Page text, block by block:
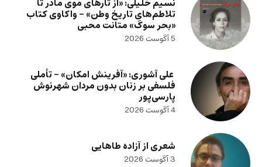
نسیم خلیلی: «از تارهای موی مادر تا
تلاطم‌های تاریخ وطن» – واکاوی کتاب
«بحر سوگ» متانت محبی
5 آگوست 2026
علی آشوری: «آفرینش امکان» – تأملی
فلسفی بر زنان بدون مردان شهرنوش
پارسی‌پور
4 آگوست 2026
شعری از آزاده طاهایی
3 آگوست 2026